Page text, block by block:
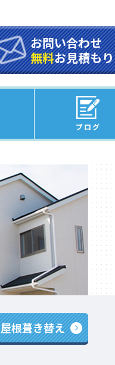
お問い合わせ
無料お見積もり
ブログ
屋根葺き替え